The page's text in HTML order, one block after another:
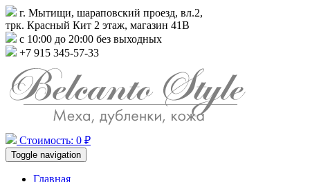
г. Мытищи, шараповский проезд, вл.2,
трк. Красный Кит 2 этаж, магазин 41В
с 10:00 до 20:00 без выходных
+7 915 345-57-33
Стоимость: 0 ₽
Toggle navigation
Главная